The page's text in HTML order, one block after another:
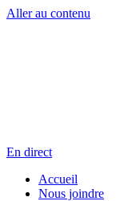
Aller au contenu
En direct
Accueil
Nous joindre